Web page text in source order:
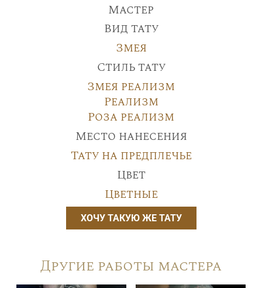
Мастер
Вид тату
Змея
Стиль тату
Змея реализм
Реализм
Роза реализм
Место нанесения
Тату на предплечье
Цвет
Цветные
ХОЧУ ТАКУЮ ЖЕ ТАТУ
Другие работы мастера